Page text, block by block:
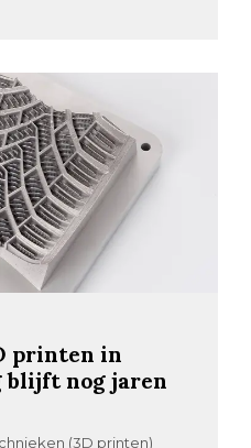
printen in
blijft nog jaren
(3D printen)